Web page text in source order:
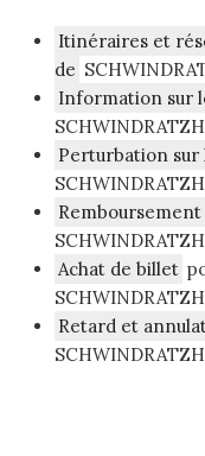
Itinéraires et
de
Information sur
Perturbation sur
Achat de billet
Retard et